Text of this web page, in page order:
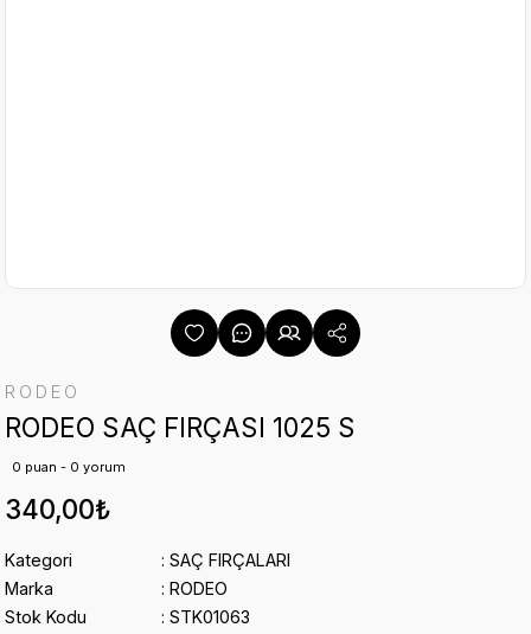
RODEO
RODEO SAÇ FIRÇASI 1025 S
0 puan - 0 yorum
340,00₺
Kategori
SAÇ FIRÇALARI
Marka
RODEO
Stok Kodu
STK01063